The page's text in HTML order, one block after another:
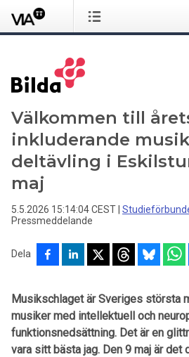
Välkommen till
inkluderande
deltävling i
maj
5.5.2026 15:14:04 CEST
Pressmeddelande
Dela
Musikschlaget är Sveriges största
musiker med intellektuell och
funktionsnedsättning. Det är en
vara sitt bästa jag. Den 9 maj är